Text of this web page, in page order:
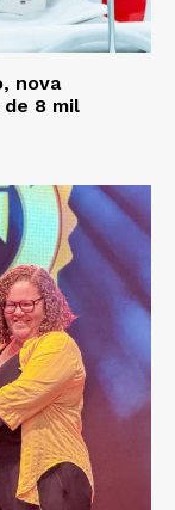
nova
de 8 mil